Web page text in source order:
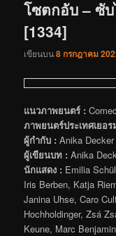
โซตกอับ – ซับ
[1334]
เขียนบน8 กรกฎาคม
แนวภาพยนตร์ :
ภาพยนตร์ประเทศเยอ
ผู้กำกับ : Anika Decker
ผู้เขียนบท : Anika
นักแสดง : Emilia
Iris Berben, Katja
Janina Uhse, Caro
Hochholdinger, Zsá
Keune, Marc